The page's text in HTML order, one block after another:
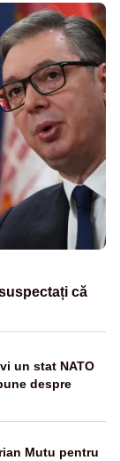
că
un stat NATO
despre
Mutu pentru